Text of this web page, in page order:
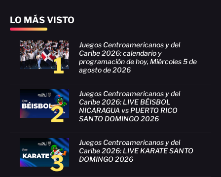
LO MÁS VISTO
1
Juegos Centroamericanos y del
Caribe 2026: calendario y
programación de hoy, Miércoles 5 de
agosto de 2026
2
Juegos Centroamericanos y del
Caribe 2026: LIVE BÉISBOL
NICARAGUA vs PUERTO RICO
SANTO DOMINGO 2026
3
Juegos Centroamericanos y del
Caribe 2026: LIVE KARATE SANTO
DOMINGO 2026